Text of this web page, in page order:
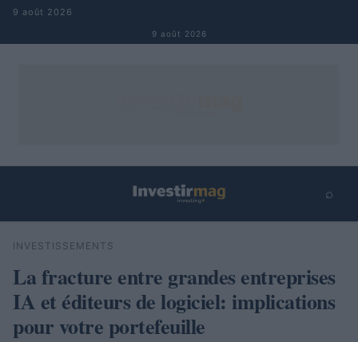
Aller au contenu
9 août 2026
9 août 2026
⌕
Rechercher
INVESTISSEMENTS
La fracture entre grandes entreprises
IA et éditeurs de logiciel: implications
pour votre portefeuille